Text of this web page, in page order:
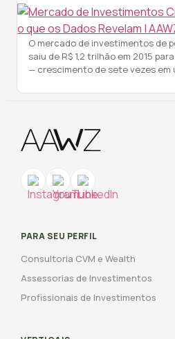
O mercado de investimentos de
saiu de R$ 1,2 trilhão em 2015
— crescimento de sete vezes em
do país: o surgimento acelerado
PARA SEU PERFIL
Consultoria CVM e Wealth
Assessorias de Investimentos
Profissionais de Investimentos